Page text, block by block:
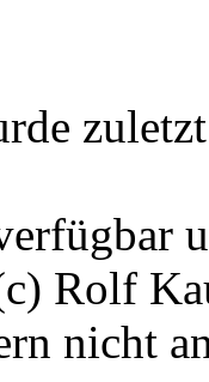
Rolf
nicht